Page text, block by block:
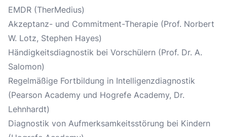
EMDR (TherMedius)
Akzeptanz- und Commitment-Therapie (Prof. Norbert
W. Lotz, Stephen Hayes)
Händigkeitsdiagnostik bei Vorschülern (Prof. Dr. A.
Salomon)
Regelmäßige Fortbildung in Intelligenzdiagnostik
(Pearson Academy und Hogrefe Academy, Dr.
Lehnhardt)
Diagnostik von Aufmerksamkeitsstörung bei Kindern